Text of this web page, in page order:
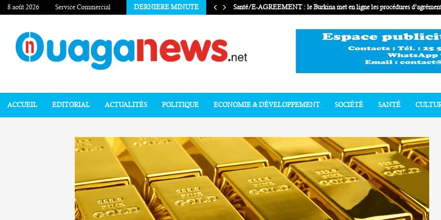
8 août 2026 Service Commercial DERNIERE MINUTE Santé/E-AGREEMENT : le Burkina met en ligne les procédures
ACCUEIL EDITORIAL ACTUALITÉS POLITIQUE ECONOMIE & DÉVELOPPEMENT SOCIÉTÉ SANTÉ